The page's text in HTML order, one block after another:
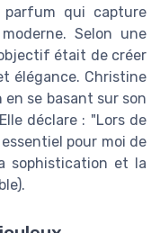
qui capture
Selon une
était de créer
élégance. Christine
se basant sur son
déclare : "Lors de
pour moi de
sophistication et la